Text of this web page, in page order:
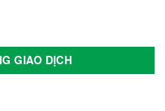
GIAO DỊCH